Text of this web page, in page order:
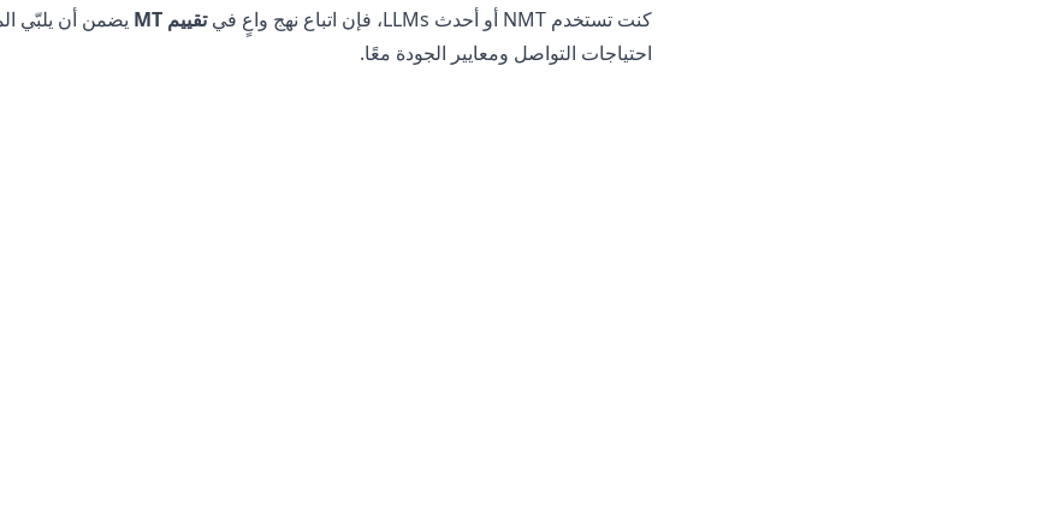
كنت تستخدم NMT أو أحدث LLMs، فإن اتباع نهج واعٍ في
تقييم MT
يضمن أن يلبّي
احتياجات التواصل ومعايير الجودة معًا.